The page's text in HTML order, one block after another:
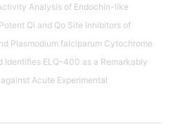
Analysis of Endochin-like
Qi and Qo Site Inhibitors of
Plasmodium falciparum Cytochrome
Identifies ELQ-400 as a Remarkably
Acute Experimental